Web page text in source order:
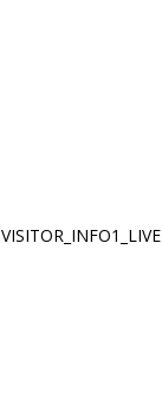
VISITOR_INFO1_LIVE